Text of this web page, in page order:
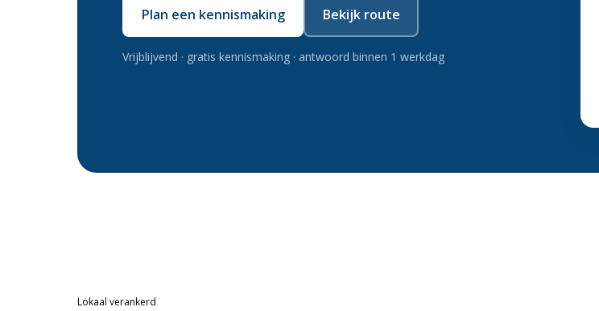
Plan een kennismaking Bekijk route
Vrijblijvend · gratis kennismaking · antwoord binnen 1 werkdag
Lokaal verankerd